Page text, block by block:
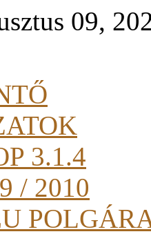
09,
3.1.4
/ 2010